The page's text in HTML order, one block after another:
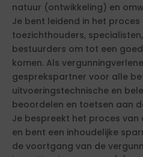
natuur (ontwikkeling) en
Je bent leidend in het
toezichthouders,
bestuurders om tot een
komen. Als
gesprekspartner voor alle
uitvoeringstechnische en
beoordelen en toetsen aan
Je bespreekt het proces
en bent een inhoudelijke
de voortgang van de